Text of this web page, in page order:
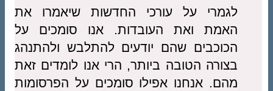
לגמרי על עורכי החדשות שיאמרו את
האמת ואת העובדות. אנו סומכים על
הכוכבים שהם יודעים להתלבש ולהתנהג
בצורה הטובה ביותר, הרי אנו לומדים זאת
מהם. אנחנו אפילו סומכים על הפרסומות